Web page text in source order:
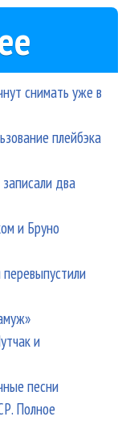
снимать уже в
плейбэка
два
и Бруно
и
песни
Полное